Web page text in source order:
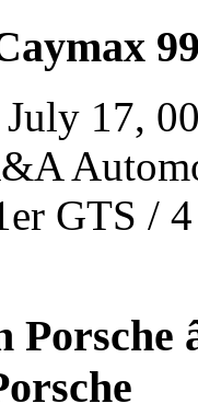
17,
GTS /
Porsche